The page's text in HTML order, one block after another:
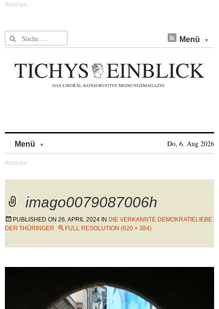
Suche nach: Menü
Menü Do, 6. Aug 2026
imago0079087006h
PUBLISHED ON 26. APRIL 2024 IN DIE VERKANNTE DEMOKRATIELIEBE
DER THÜRINGER
FULL RESOLUTION (620 × 384)